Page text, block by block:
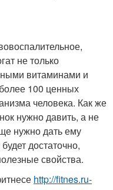
не только
витаминами и
100 ценных
человека. Как же
нужно давить, а не
нужно дать ему
достаточно,
свойства.
http://fitnes.ru-